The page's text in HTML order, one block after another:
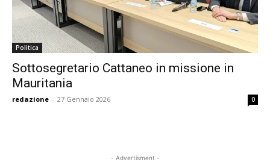
Politica
Sottosegretario Cattaneo in missione in
Mauritania
redazione - 27 Gennaio 2026 0
- Advertisment -